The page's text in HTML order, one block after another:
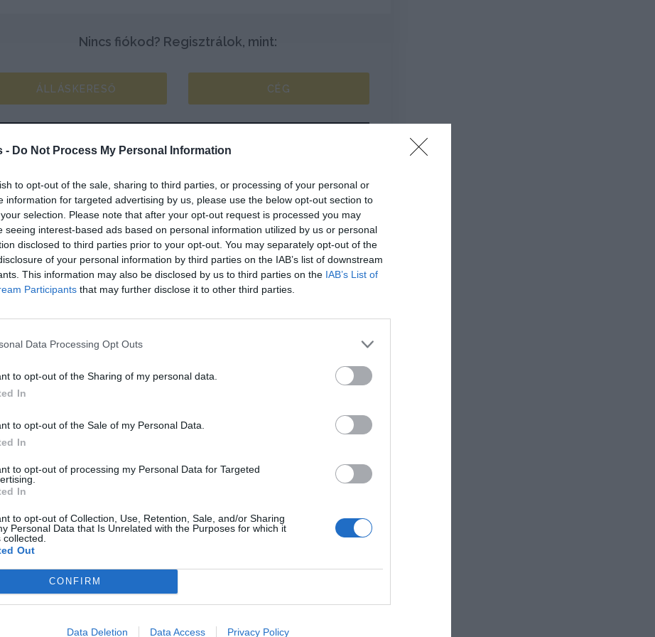
- Do Not Process My Personal Information
to opt-out of the sale, sharing to third parties, or processing of your personal or
information for targeted advertising by us, please use the below opt-out section to
selection. Please note that after your opt-out request is processed you may
seeing interest-based ads based on personal information utilized by us or personal
disclosed to third parties prior to your opt-out. You may separately opt-out of the
of your personal information by third parties on the IAB’s list of downstream
This information may also be disclosed by us to third parties on the IAB’s List of
Participants that may further disclose it to other third parties.
Data Processing Opt Outs
to opt-out of the Sharing of my personal data.
In
to opt-out of the Sale of my Personal Data.
In
to opt-out of processing my Personal Data for Targeted
In
to opt-out of Collection, Use, Retention, Sale, and/or Sharing
Personal Data that Is Unrelated with the Purposes for which it
collected.
Out
CONFIRM
Data Deletion Data Access Privacy Policy
Nincs fiókod? Regisztrálok, mint:
ÁLLÁSKERESŐ CÉG